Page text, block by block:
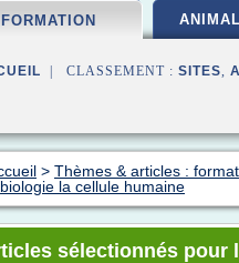
FORMATION
| CLASSEMENT : SITES,
> Thèmes & articles :
biologie la cellule humaine
sélectionnés pour